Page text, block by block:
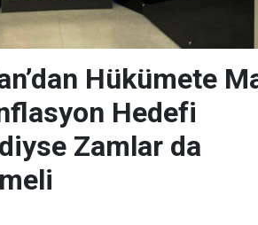
Hükümete
Hedefi
Zamlar da